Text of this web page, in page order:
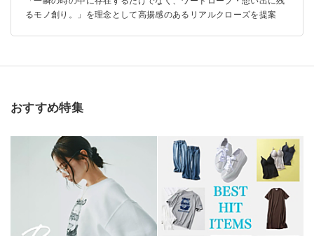
るモノ創り。」を理念として高揚感のあるリアルクローズを提案
おすすめ特集